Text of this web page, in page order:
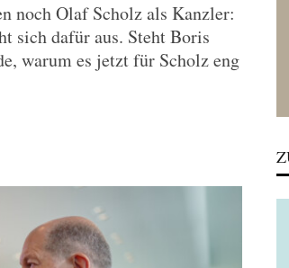
noch Olaf Scholz als Kanzler:
sich dafür aus. Steht Boris
warum es jetzt für Scholz eng